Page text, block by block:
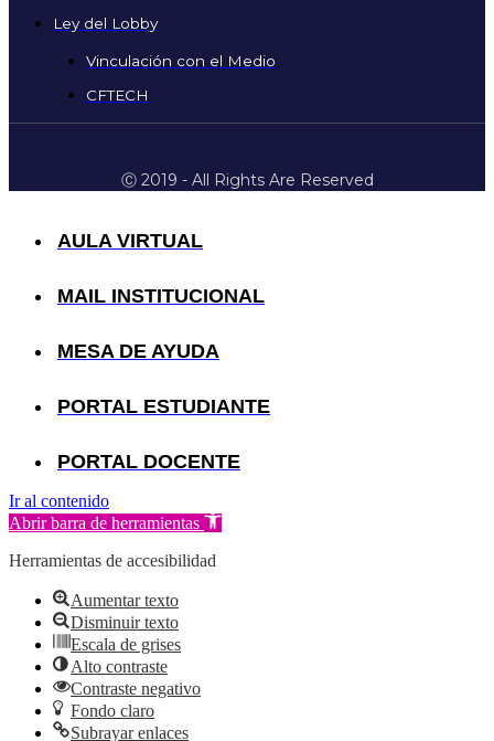
Ley del Lobby
Vinculación con el Medio
CFTECH
Ⓒ 2019 - All Rights Are Reserved
AULA VIRTUAL
MAIL INSTITUCIONAL
MESA DE AYUDA
PORTAL ESTUDIANTE
PORTAL DOCENTE
Ir al contenido
Abrir barra de herramientas
Herramientas de accesibilidad
Aumentar texto
Disminuir texto
Escala de grises
Alto contraste
Contraste negativo
Fondo claro
Subrayar enlaces